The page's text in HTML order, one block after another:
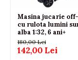
Creative
De plus
Electrocasnice si
Masina jucarie
cu rulota lumini
alba 1:32, 6 ani+
180,00 Lei
142,00 Lei